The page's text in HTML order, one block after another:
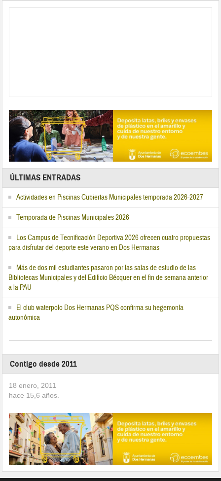
ÚLTIMAS ENTRADAS
Actividades en Piscinas Cubiertas Municipales temporada 2026-2027
Temporada de Piscinas Municipales 2026
Los Campus de Tecnificación Deportiva 2026 ofrecen cuatro propuestas
para disfrutar del deporte este verano en Dos Hermanas
Más de dos mil estudiantes pasaron por las salas de estudio de las
Bibliotecas Municipales y del Edificio Bécquer en el fin de semana anterior
a la PAU
El club waterpolo Dos Hermanas PQS confirma su hegemonía
autonómica
Contigo desde 2011
18 enero, 2011
hace 15,6 años.